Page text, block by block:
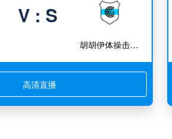
V : S
胡胡伊体操击剑竞技
高清直播